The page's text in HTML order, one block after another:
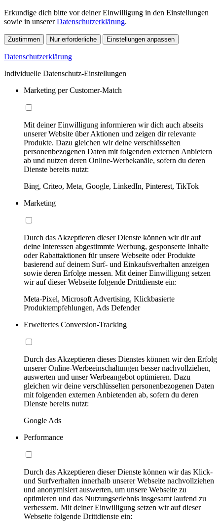
Erkundige dich bitte vor deiner Einwilligung in den Einstellungen
sowie in unsererDatenschutzerklärung.
Zustimmen Nur erforderliche Einstellungen anpassen
Datenschutzerklärung
Individuelle Datenschutz-Einstellungen
Marketing per Customer-Match
Mit deiner Einwilligung informieren wir dich auch abseits
unserer Website über Aktionen und zeigen dir relevante
Produkte. Dazu gleichen wir deine verschlüsselten
personenbezogenen Daten mit folgenden externen Anbietern
ab und nutzen deren Online-Werbekanäle, sofern du deren
Dienste bereits nutzt:
Bing, Criteo, Meta, Google, LinkedIn, Pinterest, TikTok
Marketing
Durch das Akzeptieren dieser Dienste können wir dir auf
deine Interessen abgestimmte Werbung, gesponserte Inhalte
oder Rabattaktionen für unsere Webseite oder Produkte
basierend auf deinem Surf- und Einkaufsverhalten anzeigen
sowie deren Erfolge messen. Mit deiner Einwilligung setzen
wir auf dieser Webseite folgende Drittdienste ein:
Meta-Pixel, Microsoft Advertising, Klickbasierte
Produktempfehlungen, Ads Defender
Erweitertes Conversion-Tracking
Durch das Akzeptieren dieses Dienstes können wir den Erfolg
unserer Online-Werbeeinschaltungen besser nachvollziehen,
auswerten und unser Werbeangebot optimieren. Dazu
gleichen wir deine verschlüsselten personenbezogenen Daten
mit folgenden externen Anbietenden ab, sofern du deren
Dienste bereits nutzt:
Google Ads
Performance
Durch das Akzeptieren dieser Dienste können wir das Klick-
und Surfverhalten innerhalb unserer Webseite nachvollziehen
und anonymisiert auswerten, um unsere Webseite zu
optimieren und das Nutzungserlebnis insgesamt laufend zu
verbessern. Mit deiner Einwilligung setzen wir auf dieser
Webseite folgende Drittdienste ein: